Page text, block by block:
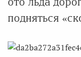
подняться